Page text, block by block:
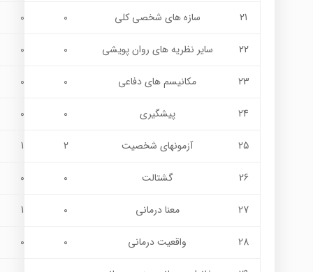
21 سازه هاي شخصي كلي 0
0
22 سایر نظریه های روان پویشی 0
0
23 مکانیسم های دفاعی 0
0
24 پیشگیری 0
0
25 آزمونهای شخصیت 2
1
26 گشتالت 0
0
27 معنا درمانی 0
1
28 واقعیت درمانی 0
0